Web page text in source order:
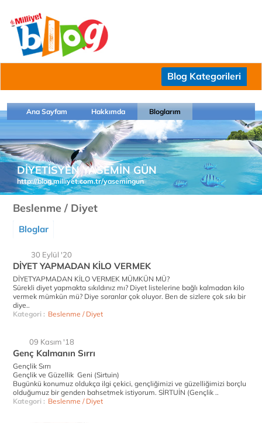
Blog Kategorileri
Ana Sayfam Hakkımda Bloglarım
DİYETİSYEN YASEMİN GÜN
http://blog.milliyet.com.tr/yasemingun
Beslenme / Diyet
Bloglar
30 Eylül '20
DİYET YAPMADAN KİLO VERMEK
DİYETYAPMADAN KİLO VERMEK MÜMKÜN MÜ?
Sürekli diyet yapmakta sıkıldınız mı? Diyet listelerine bağlı kalmadan kilo
vermek mümkün mü? Diye soranlar çok oluyor. Ben de sizlere çok sıkı bir
diye..
Kategori : Beslenme / Diyet
09 Kasım '18
Genç Kalmanın Sırrı
Gençlik Sırrı
Gençlik ve Güzellik Geni (Sirtuin)
Bugünkü konumuz oldukça ilgi çekici, gençliğimizi ve güzelliğimizi borçlu
olduğumuz bir genden bahsetmek istiyorum. SİRTUİN (Gençlik ..
Kategori : Beslenme / Diyet